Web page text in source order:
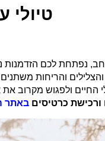
טיולי
לכם הזדמנות
והריחות
החיים ולפגוש
ורכישת כרטיסים באתר